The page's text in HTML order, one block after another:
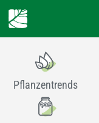
Pflanzentrends